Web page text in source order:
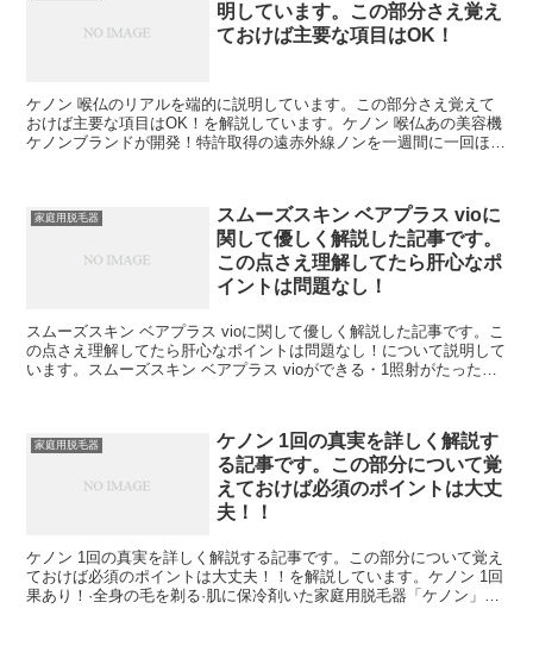
明しています。この部分さえ覚え
ておけば主要な項目はOK！
ケノン 喉仏のリアルを端的に説明しています。この部分さえ覚えて
おけば主要な項目はOK！を解説しています。ケノン 喉仏あの美容機
ケノンブランドが開発！特許取得の遠赤外線ノンを一週間に一回ほど
家庭用脱毛器
スムーズスキン ベアプラス vioに
関して優しく解説した記事です。
この点さえ理解してたら肝心なポ
イントは問題なし！
スムーズスキン ベアプラス vioに関して優しく解説した記事です。こ
の点さえ理解してたら肝心なポイントは問題なし！について説明して
います。スムーズスキン ベアプラス vioができる・1照射がたったの
家庭用脱毛器
ケノン 1回の真実を詳しく解説す
る記事です。この部分について覚
えておけば必須のポイントは大丈
夫！！
ケノン 1回の真実を詳しく解説する記事です。この部分について覚え
ておけば必須のポイントは大丈夫！！を解説しています。ケノン 1回
果あり！·全身の毛を剃る·肌に保冷剤いた家庭用脱毛器「ケノン」。